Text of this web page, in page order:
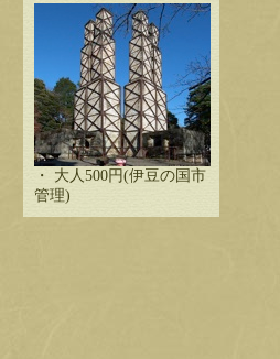
・ 大人500円(伊豆の国市
管理)